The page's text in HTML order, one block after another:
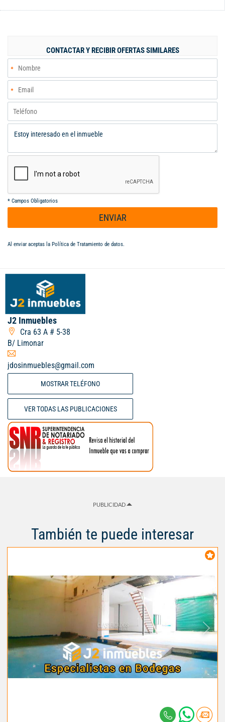
Inmuebles 311 7322454 Juan José Ospina (El Especialista en
Buenaventura) pregunte por nuestros sistema de Búsqueda
selectiva sin costo alguno para nuestros clientes (Ahorre
Tiempo y Dinero)
CONTACTAR Y RECIBIR OFERTAS SIMILARES
* Campos Obligatorios
ENVIAR
Al enviar aceptas la Política de Tratamiento de datos.
J2 Inmuebles
Cra 63 A # 5-38
B/ Limonar
jdosinmuebles@gmail.com
MOSTRAR TELÉFONO
VER TODAS LAS PUBLICACIONES
PUBLICIDAD
También te puede interesar